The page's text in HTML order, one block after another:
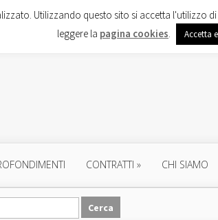
CONTRATTI » CHI SIAMO
Utilizzando questo sito si accetta
leggere la pagina cookies. Accetta